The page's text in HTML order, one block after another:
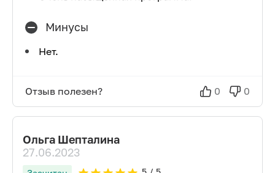
Минусы
Нет.
Отзыв полезен? 0 0
Ольга Шепталина
27.06.2023